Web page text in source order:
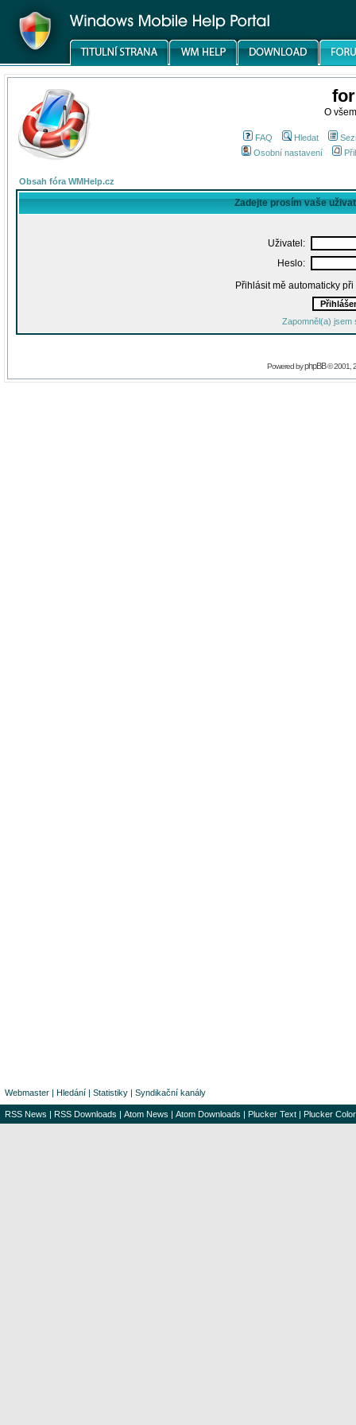
O
FAQ Hledat
Osobní nastavení
Obsah fóra WMHelp.cz
Zadejte prosím vaše
Uživatel:
Heslo:
Přihlásit mě automaticky
Zapomněl(a) jsem
Powered byphpBB© 2001,
Webmaster | Hledání | Statistiky | Syndikační kanály
RSS News | RSS Downloads | Atom News | Atom Downloads | Plucker Text | Plucker Color